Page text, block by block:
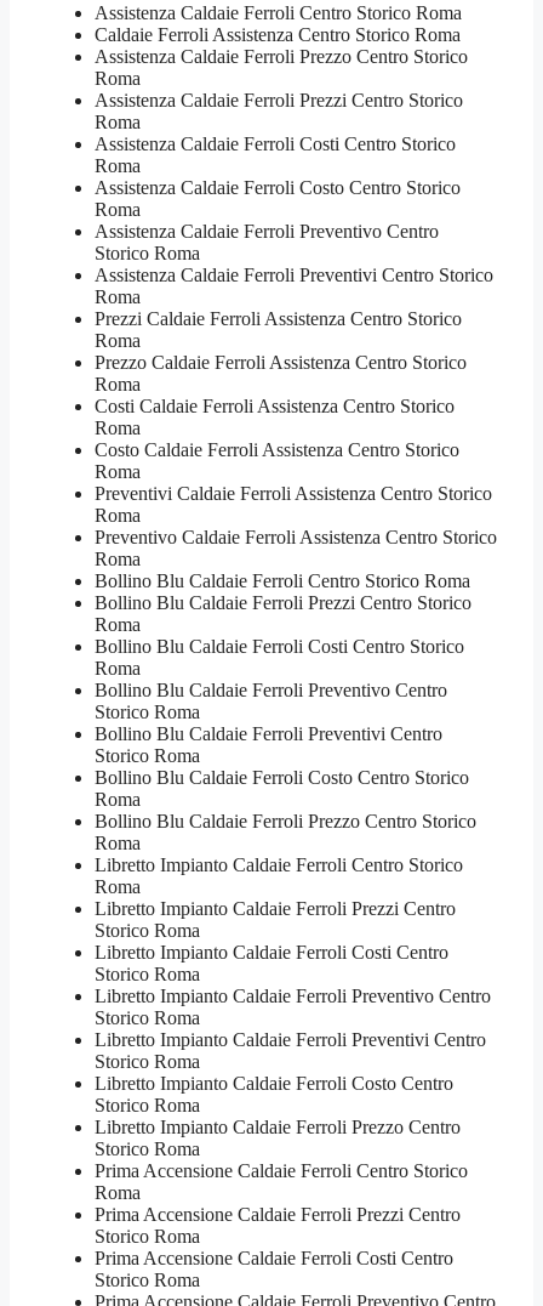
Assistenza Caldaie Ferroli Centro Storico Roma
Caldaie Ferroli Assistenza Centro Storico Roma
Assistenza Caldaie Ferroli Prezzo Centro Storico
Roma
Assistenza Caldaie Ferroli Prezzi Centro Storico
Roma
Assistenza Caldaie Ferroli Costi Centro Storico
Roma
Assistenza Caldaie Ferroli Costo Centro Storico
Roma
Assistenza Caldaie Ferroli Preventivo Centro
Storico Roma
Assistenza Caldaie Ferroli Preventivi Centro Storico
Roma
Prezzi Caldaie Ferroli Assistenza Centro Storico
Roma
Prezzo Caldaie Ferroli Assistenza Centro Storico
Roma
Costi Caldaie Ferroli Assistenza Centro Storico
Roma
Costo Caldaie Ferroli Assistenza Centro Storico
Roma
Preventivi Caldaie Ferroli Assistenza Centro Storico
Roma
Preventivo Caldaie Ferroli Assistenza Centro Storico
Roma
Bollino Blu Caldaie Ferroli Centro Storico Roma
Bollino Blu Caldaie Ferroli Prezzi Centro Storico
Roma
Bollino Blu Caldaie Ferroli Costi Centro Storico
Roma
Bollino Blu Caldaie Ferroli Preventivo Centro
Storico Roma
Bollino Blu Caldaie Ferroli Preventivi Centro
Storico Roma
Bollino Blu Caldaie Ferroli Costo Centro Storico
Roma
Bollino Blu Caldaie Ferroli Prezzo Centro Storico
Roma
Libretto Impianto Caldaie Ferroli Centro Storico
Roma
Libretto Impianto Caldaie Ferroli Prezzi Centro
Storico Roma
Libretto Impianto Caldaie Ferroli Costi Centro
Storico Roma
Libretto Impianto Caldaie Ferroli Preventivo Centro
Storico Roma
Libretto Impianto Caldaie Ferroli Preventivi Centro
Storico Roma
Libretto Impianto Caldaie Ferroli Costo Centro
Storico Roma
Libretto Impianto Caldaie Ferroli Prezzo Centro
Storico Roma
Prima Accensione Caldaie Ferroli Centro Storico
Roma
Prima Accensione Caldaie Ferroli Prezzi Centro
Storico Roma
Prima Accensione Caldaie Ferroli Costi Centro
Storico Roma
Prima Accensione Caldaie Ferroli Preventivo Centro